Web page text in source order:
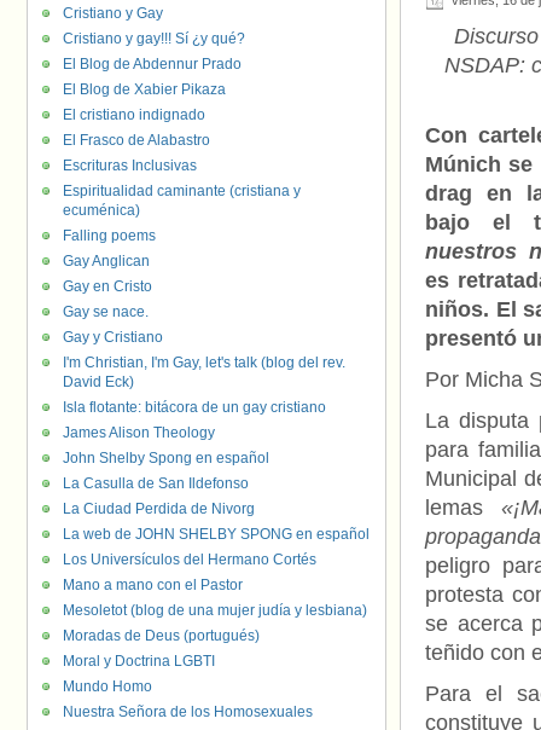
NSDAP:
Con
Múnich se
drag en
bajo el
nuestros
es
niños. El
presentó
Por Micha
La disputa
para
Municipal
lemas
peligro
protesta
se acerca
teñido con
Para el
constituye
Cristiano y Gay
Cristiano y gay!!! Sí ¿y qué?
El Blog de Abdennur Prado
El Blog de Xabier Pikaza
El cristiano indignado
El Frasco de Alabastro
Escrituras Inclusivas
Espiritualidad caminante (cristiana y
ecuménica)
Falling poems
Gay Anglican
Gay en Cristo
Gay se nace.
Gay y Cristiano
I'm Christian, I'm Gay, let's talk (blog del rev.
David Eck)
Isla flotante: bitácora de un gay cristiano
James Alison Theology
John Shelby Spong en español
La Casulla de San Ildefonso
La Ciudad Perdida de Nivorg
La web de JOHN SHELBY SPONG en español
Los Universículos del Hermano Cortés
Mano a mano con el Pastor
Mesoletot (blog de una mujer judía y lesbiana)
Moradas de Deus (portugués)
Moral y Doctrina LGBTI
Mundo Homo
Nuestra Señora de los Homosexuales